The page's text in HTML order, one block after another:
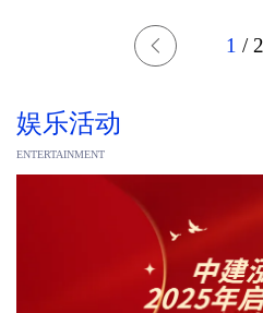
1 /2
娱乐活动
ENTERTAINMENT